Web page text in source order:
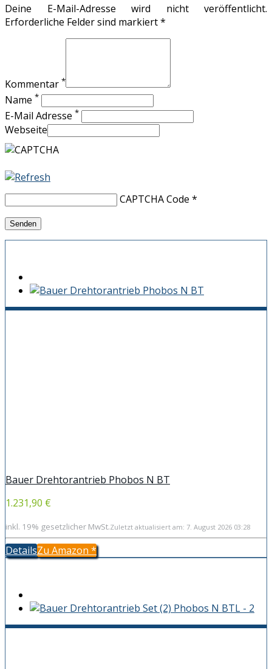
Deine E-Mail-Adresse wird nicht veröffentlicht.
Erforderliche Felder sind markiert *
Kommentar *
Name *
E-Mail Adresse *
Webseite
CAPTCHA Code *
Bauer Drehtorantrieb Phobos N BT
1.231,90 €
inkl. 19% gesetzlicher MwSt.Zuletzt aktualisiert am: 7. August 2026 03:28
DetailsZu Amazon *